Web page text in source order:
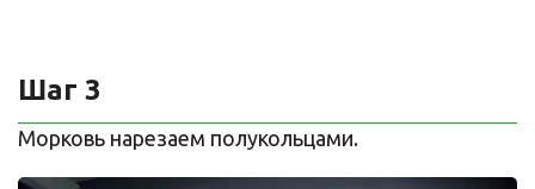
Шаг 3
Морковь нарезаем полукольцами.